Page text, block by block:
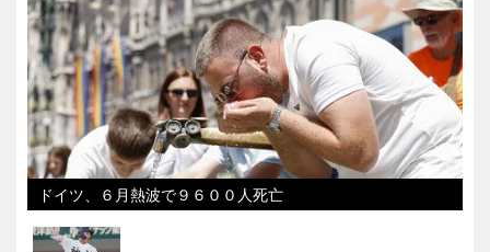
ドイツ、６月熱波で９６００人死亡